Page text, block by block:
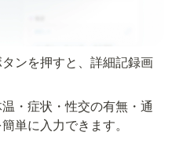
ンを押すと、詳細記録画
・症状・性交の有無・通
単に入力できます。